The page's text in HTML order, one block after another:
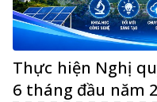
Thực hiện Nghị
6 tháng đầu năm